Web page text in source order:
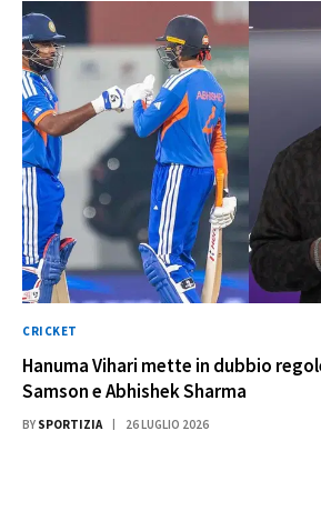
CRICKET
Hanuma Vihari mette in dubbio
Samson e Abhishek Sharma
BY SPORTIZIA 26 LUGLIO 2026